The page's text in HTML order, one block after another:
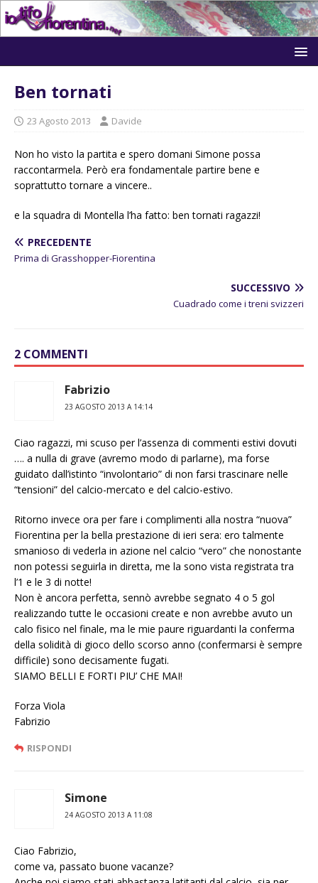
Ben tornati
23 Agosto 2013 Davide
Non ho visto la partita e spero domani Simone possa
raccontarmela. Però era fondamentale partire bene e
soprattutto tornare a vincere..
e la squadra di Montella l’ha fatto: ben tornati ragazzi!
PRECEDENTE
Prima di Grasshopper-Fiorentina
SUCCESSIVO
Cuadrado come i treni svizzeri
2 COMMENTI
Fabrizio
23 AGOSTO 2013 A 14:14
Ciao ragazzi, mi scuso per l’assenza di commenti estivi dovuti
…. a nulla di grave (avremo modo di parlarne), ma forse
guidato dall’istinto “involontario” di non farsi trascinare nelle
“tensioni” del calcio-mercato e del calcio-estivo.
Ritorno invece ora per fare i complimenti alla nostra “nuova”
Fiorentina per la bella prestazione di ieri sera: ero talmente
smanioso di vederla in azione nel calcio “vero” che nonostante
non potessi seguirla in diretta, me la sono vista registrata tra
l’1 e le 3 di notte!
Non è ancora perfetta, sennò avrebbe segnato 4 o 5 gol
realizzando tutte le occasioni create e non avrebbe avuto un
calo fisico nel finale, ma le mie paure riguardanti la conferma
della solidità di gioco dello scorso anno (confermarsi è sempre
difficile) sono decisamente fugati.
SIAMO BELLI E FORTI PIU’ CHE MAI!
Forza Viola
Fabrizio
RISPONDI
Simone
24 AGOSTO 2013 A 11:08
Ciao Fabrizio,
come va, passato buone vacanze?